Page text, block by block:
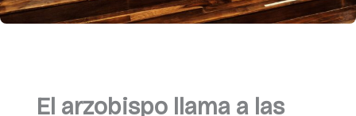
El arzobispo llama a las